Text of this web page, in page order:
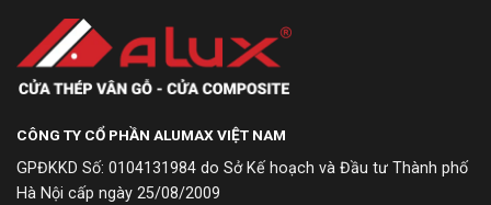
CÔNG TY CỔ PHẦN ALUMAX VIỆT NAM
GPĐKKD Số: 0104131984 do Sở Kế hoạch và Đầu tư Thành phố
Hà Nội cấp ngày 25/08/2009